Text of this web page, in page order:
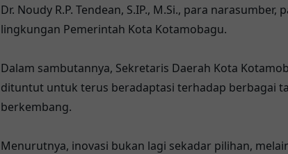
Dr. Noudy R.P. Tendean, S.IP., M.Si., para
lingkungan Pemerintah Kota Kotamobagu.
Dalam sambutannya, Sekretaris Daerah Kota
dituntut untuk terus beradaptasi terhadap berbagai
berkembang.
Menurutnya, inovasi bukan lagi sekadar pilihan,